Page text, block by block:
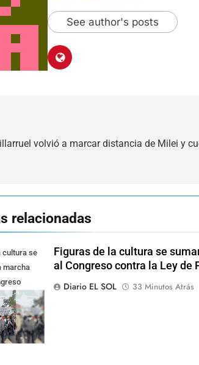
See author's posts
volvió a marcar distancia de Milei y
relacionadas
cultura se
marcha
de
Figuras de la cultura se
al Congreso contra la Ley de
Diario EL SOL
33 Minutos Atrás